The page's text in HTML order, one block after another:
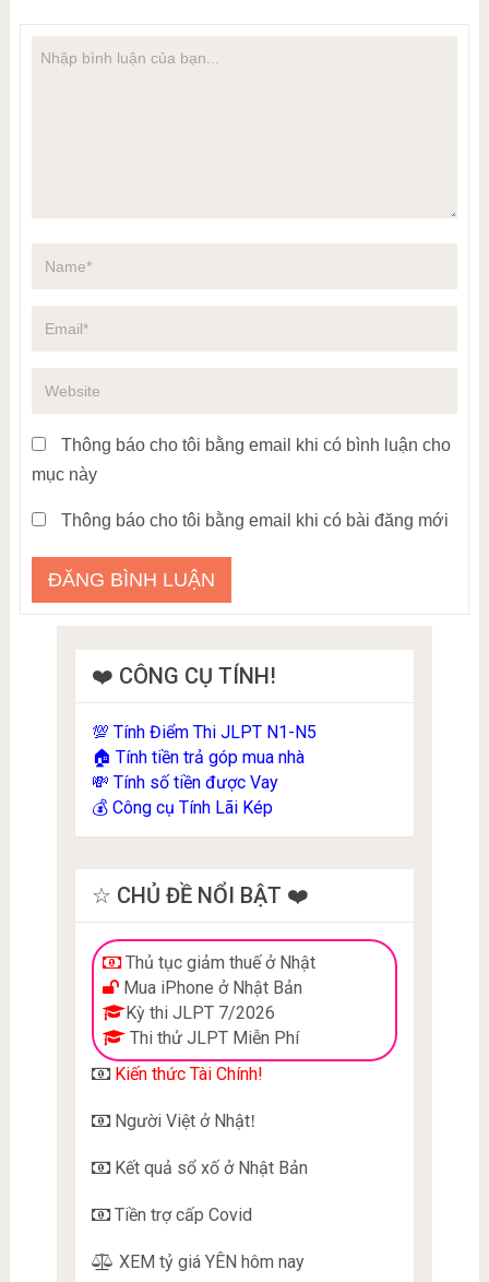
Thông báo cho tôi bằng email khi có bình luận cho
mục này
Thông báo cho tôi bằng email khi có bài đăng mới
❤️ CÔNG CỤ TÍNH!
💯 Tính Điểm Thi JLPT N1-N5
🏠 Tính tiền trả góp mua nhà
💸 Tính số tiền được Vay
💰 Công cụ Tính Lãi Kép
☆ CHỦ ĐỀ NỔI BẬT ❤️
Thủ tục giảm thuế ở Nhật
Mua iPhone ở Nhật Bản
Kỳ thi JLPT 7/2026
Thi thử JLPT Miễn Phí
Kiến thức Tài Chính!
Người Việt ở Nhật!
Kết quả sổ xố ở Nhật Bản
Tiền trợ cấp Covid
XEM tỷ giá YÊN hôm nay